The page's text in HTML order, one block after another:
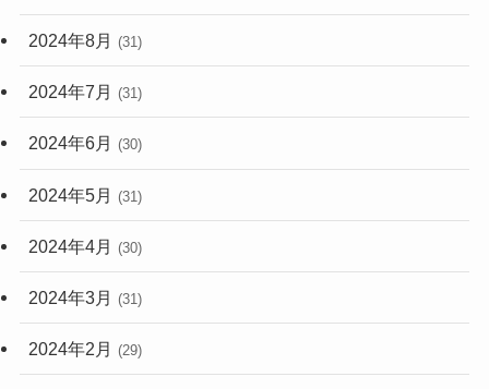
2024年8月 (31)
2024年7月 (31)
2024年6月 (30)
2024年5月 (31)
2024年4月 (30)
2024年3月 (31)
2024年2月 (29)